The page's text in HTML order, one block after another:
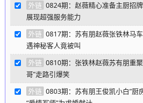
外链 0824期：赵薇精心准备主厨招
展现超强服务能力
外链 0817期：苏有朋赵薇张铁林马
遇神秘客人竟被叫
外链 0810期：张铁林赵薇苏有朋重
哥”走路引爆笑
外链 0803期：苏有朋王俊凯小白“厨